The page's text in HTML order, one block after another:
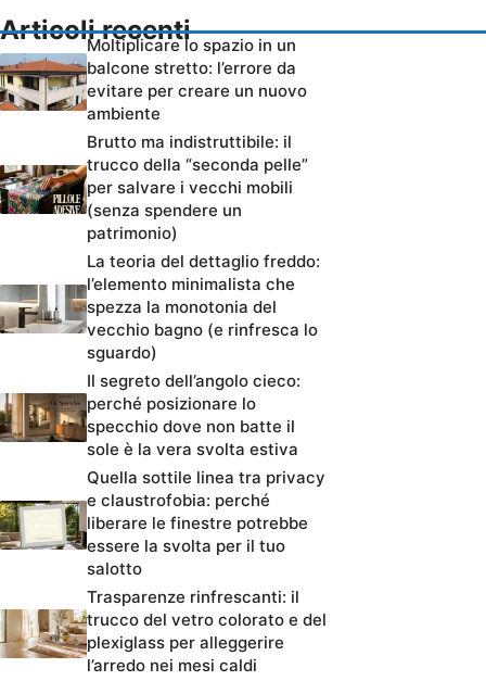
Articoli recenti
Moltiplicare lo spazio in un
balcone stretto: l’errore da
evitare per creare un nuovo
ambiente
Brutto ma indistruttibile: il
trucco della “seconda pelle”
per salvare i vecchi mobili
(senza spendere un
patrimonio)
La teoria del dettaglio freddo:
l’elemento minimalista che
spezza la monotonia del
vecchio bagno (e rinfresca lo
sguardo)
Il segreto dell’angolo cieco:
perché posizionare lo
specchio dove non batte il
sole è la vera svolta estiva
Quella sottile linea tra privacy
e claustrofobia: perché
liberare le finestre potrebbe
essere la svolta per il tuo
salotto
Trasparenze rinfrescanti: il
trucco del vetro colorato e del
plexiglass per alleggerire
l’arredo nei mesi caldi